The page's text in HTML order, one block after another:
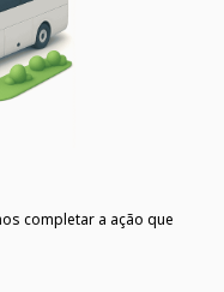
completar a ação que